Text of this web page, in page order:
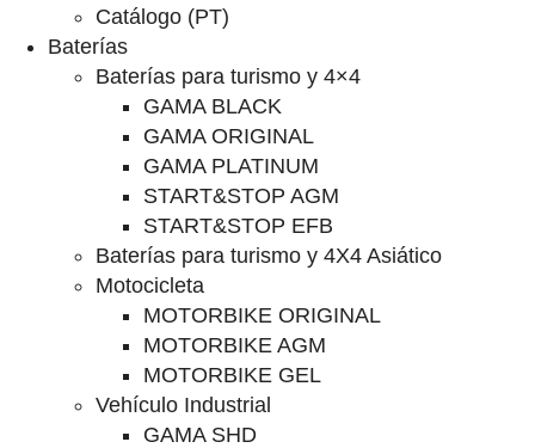
Catálogo (PT)
Baterías
Baterías para turismo y 4×4
GAMA BLACK
GAMA ORIGINAL
GAMA PLATINUM
START&STOP AGM
START&STOP EFB
Baterías para turismo y 4X4 Asiático
Motocicleta
MOTORBIKE ORIGINAL
MOTORBIKE AGM
MOTORBIKE GEL
Vehículo Industrial
GAMA SHD